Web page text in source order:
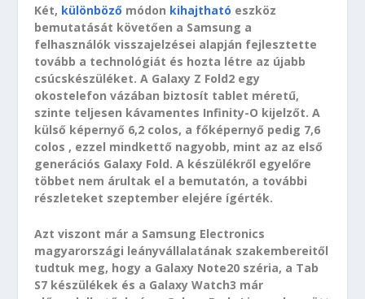
Két, különböző módon kihajtható eszköz
bemutatását követően a Samsung a
felhasználók visszajelzései alapján fejlesztette
tovább a technológiát és hozta létre az újabb
csúcskészüléket. A Galaxy Z Fold2 egy
okostelefon vázában biztosít tablet méretű,
szinte teljesen kávamentes Infinity-O kijelzőt. A
külső képernyő 6,2 colos, a főképernyő pedig 7,6
colos , ezzel mindkettő nagyobb, mint az az első
generációs Galaxy Fold. A készülékről egyelőre
többet nem árultak el a bemutatón, a további
részleteket szeptember elejére ígérték.
Azt viszont már a Samsung Electronics
magyarországi leányvállalatának szakembereitől
tudtuk meg, hogy a Galaxy Note20 széria, a Tab
S7 készülékek és a Galaxy Watch3 már